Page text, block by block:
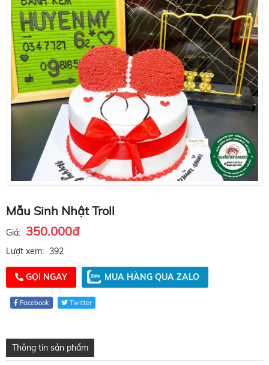
Mẫu Sinh Nhật Troll
Giá: 350.000đ
Lượt xem: 392
GỌI NGAY MUA HÀNG QUA ZALO
Facebook Twitter
Thông tin sản phẩm